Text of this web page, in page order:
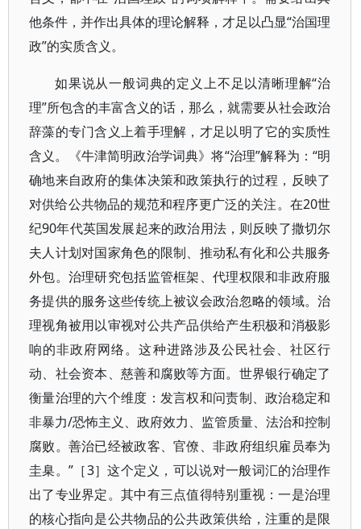
他条件，并作出具体的理论解释，才足以凸显“治国理
政”的实质含义。
如果说从一般词典的定义上不足以清晰理解“治
理”所包含的丰富含义的话，那么，就需要从社会政治
辞藻的专门含义上着手理解，才足以明了它的实质性
含义。《牛津简明政治学词典》将“治理”解释为：“明
确地来自政府的集体决策和政策执行的过程，反映了
对供给公共物品的规范和程序更广泛的关注。在20世
纪90年代英国发展起来的政治用法，则反映了撒切尔
夫人计划对国家角色的限制、推动私有化和公共服务
外包。治理研究包括监管框架、代理权限和非政府服
务提供的服务这些传统上被议会政治忽略的领域。治
理视角被用以审视对公共产品供给产生积极和消极影
响的非政府网络。这种进路涉及公民社会、社区行
动、社会资本、慈善和腐败等方面。世界银行确定了
衡量治理的六个维度：发言权和问责制、政治稳定和
非暴力/恐怖主义、政府效力、监管质量、法治和控制
腐败。善治已经被政客、官僚、非政府组织雇员奉为
圭臬。”［3］这个定义，可以说对一般词汇的治理作
出了专业界定。其中有三点值得特别重视：一是治理
的核心指向是公共物品的公共政策供给，注重的是限